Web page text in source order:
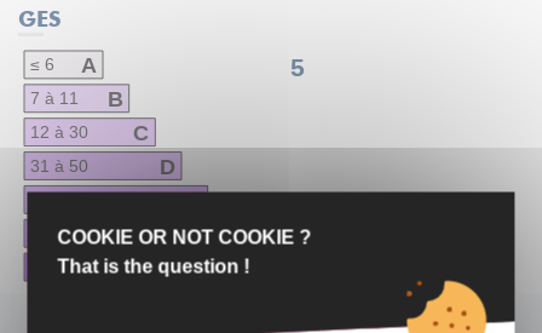
GES
5
A
≤ 6
B
7 à 11
C
12 à 30
D
31 à 50
E
F
71 à 100
G
> 100
COOKIE OR NOT COOKIE ?
That is the question !